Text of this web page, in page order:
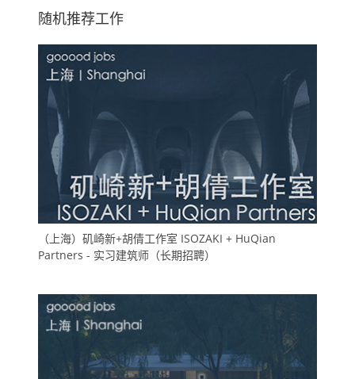
随机推荐工作
（上海）矶崎新+胡倩工作室 ISOZAKI + HuQian
Partners - 实习建筑师（长期招聘）